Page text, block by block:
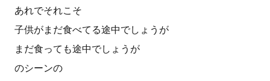
あれでそれこそ
子供がまだ食べてる途中でしょうが
まだ食っても途中でしょうが
のシーンの